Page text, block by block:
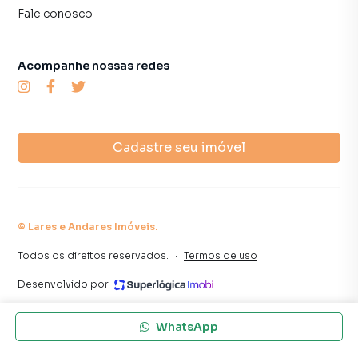
o número de contatos interessados e tendo como
programadores, corretores treinados e uma central de
atendimento preparada para atender proprietários e
WhatsApp
Fale conosco
Cadastre seu imóvel
Acompanhe nossas redes
© Lares e Andares Imóveis.
Todos os direitos reservados. · Termos de uso ·
Desenvolvido por